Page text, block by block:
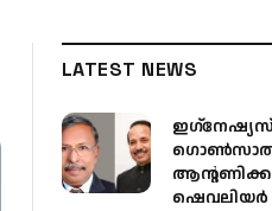
LATEST NEWS
ഷെവലിയർ